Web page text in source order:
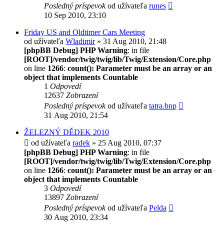
Posledný príspevokod užívateľa runes
10 Sep 2010, 23:10
Friday US and Oldtimer Cars Meeting
od užívateľa Wladimir» 31 Aug 2010, 21:48
[phpBB Debug] PHP Warning: in file
[ROOT]/vendor/twig/twig/lib/Twig/Extension/Core.php
on line 1266: count(): Parameter must be an array or an
object that implements Countable
1 Odpovedí
12637 Zobrazení
Posledný príspevokod užívateľa tatra.bnp
31 Aug 2010, 21:54
ŽELEZNÝ DĚDEK 2010
od užívateľa radek » 25 Aug 2010, 07:37
[phpBB Debug] PHP Warning: in file
[ROOT]/vendor/twig/twig/lib/Twig/Extension/Core.php
on line 1266: count(): Parameter must be an array or an
object that implements Countable
3 Odpovedí
13897 Zobrazení
Posledný príspevokod užívateľa Pelda
30 Aug 2010, 23:34